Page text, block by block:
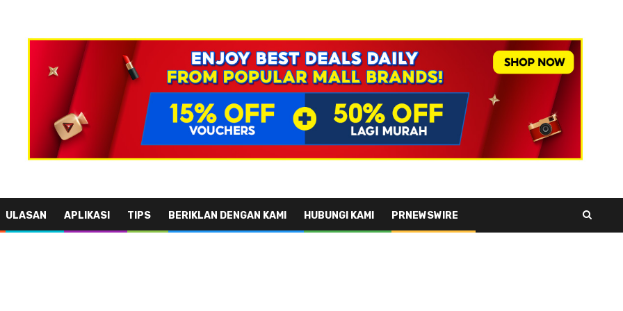
ULASAN APLIKASI TIPS BERIKLAN DENGAN KAMI HUBUNGI KAMI PRNEWSWIRE